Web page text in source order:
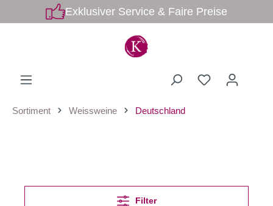
Exklusiver Service & Faire Preise
Sortiment Weissweine Deutschland
Filter